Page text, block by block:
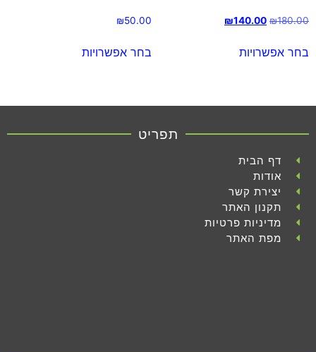
₪180.00
₪140.00
בחר אפשרויות
₪50.00
בחר אפשרויות
תפריט
דף הבית
אודות
יצירת קשר
תקנון האתר
מדיניות פרטיות
מפת האתר